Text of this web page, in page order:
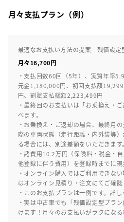
月々支払プラン（例）
最適なお支払い方法の提案 残価設定
月々16,700円
・支払回数60回（5年）、実質年率
元金1,180,000円、初回支払額
円、割賦支払総額2,223,499円
・最終回のお支払いは「お乗換え・
べます。
・お乗換え・ご返却の場合、最終月
際の車両状態（走行距離・内外装等
る場合には、別途差額をいただきます。
・諸費用10.2万円（保険料・税金・
他登録に伴う費用）を登録時までに現
・オンライン購入ではご利用できな
はオンライン見積り・注文にてご確認
・このお支払プランは一例です。詳
・実は中古車でも「残価設定型プラ
けます！月々のお支払いがラクになる